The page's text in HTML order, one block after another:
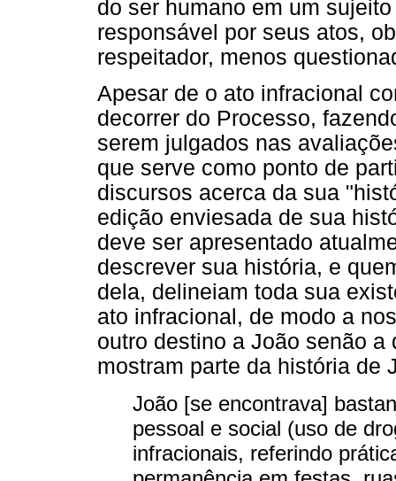
do ser humano em um
responsável por seus atos,
respeitador, menos
Apesar de o ato infracional
decorrer do Processo,
serem julgados nas
que serve como ponto de
discursos acerca da sua
edição enviesada de sua
deve ser apresentado
descrever sua história, e
dela, delineiam toda sua
ato infracional, de modo a
outro destino a João senão
mostram parte da história de
João [se encontrava]
pessoal e social (uso de
infracionais, referindo